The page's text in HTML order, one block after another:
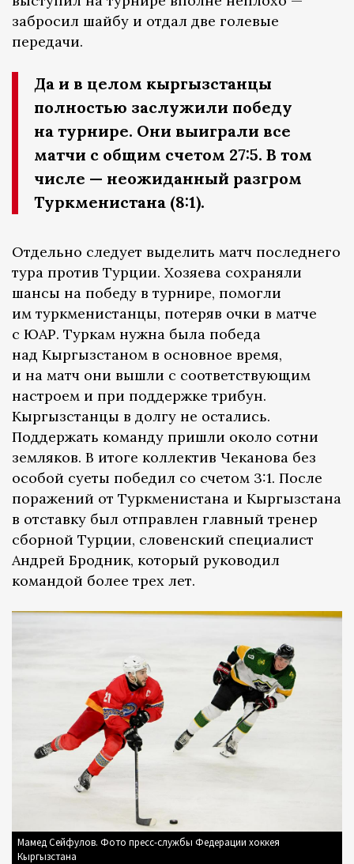
забросил шайбу и отдал две голевые
передачи.
Да и в целом кыргызстанцы
полностью заслужили победу
на турнире. Они выиграли все
матчи с общим счетом 27:5. В том
числе — неожиданный разгром
Туркменистана (8:1).
Отдельно следует выделить матч последнего
тура против Турции. Хозяева сохраняли
шансы на победу в турнире, помогли
им туркменистанцы, потеряв очки в матче
с ЮАР. Туркам нужна была победа
над Кыргызстаном в основное время,
и на матч они вышли с соответствующим
настроем и при поддержке трибун.
Кыргызстанцы в долгу не остались.
Поддержать команду пришли около сотни
земляков. В итоге коллектив Чеканова без
особой суеты победил со счетом 3:1. После
поражений от Туркменистана и Кыргызстана
в отставку был отправлен главный тренер
сборной Турции, словенский специалист
Андрей Бродник, который руководил
командой более трех лет.
Мамед Сейфулов. Фото пресс-службы Федерации хоккея
Кыргызстана